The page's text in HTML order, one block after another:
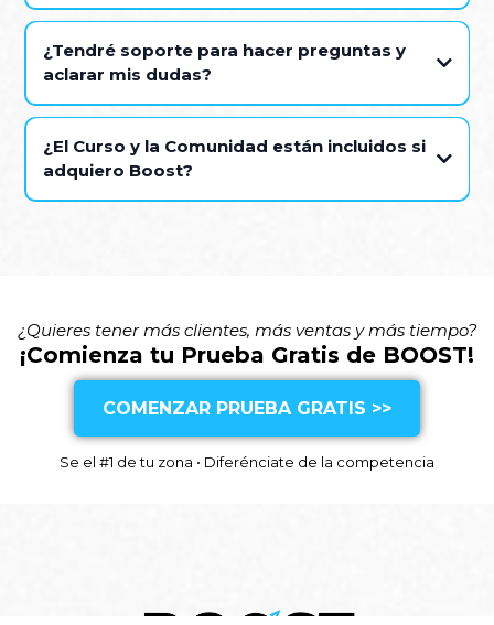
¿Tendré soporte para hacer preguntas y
aclarar mis dudas?
¿El Curso y la Comunidad están incluidos si
adquiero Boost?
¿Quieres tener más clientes, más ventas y más tiempo?
¡Comienza tu Prueba Gratis de BOOST!
COMENZAR PRUEBA GRATIS >>
Se el #1 de tu zona • Diferénciate de la competencia